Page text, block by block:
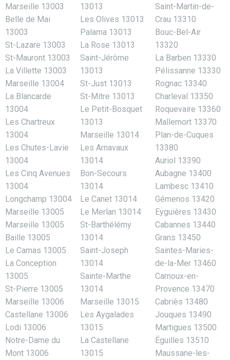
Marseille 13003
Belle de Mai
13003
St-Lazare 13003
St-Mauront 13003
La Villette 13003
Marseille 13004
La Blancarde
13004
Les Chartreux
13004
Les Chutes-Lavie
13004
Les Cinq Avenues
13004
Longchamp 13004
Marseille 13005
Marseille 13005
Baille 13005
Le Camas 13005
La Conception
13005
St-Pierre 13005
Marseille 13006
Castellane 13006
Lodi 13006
Notre-Dame du
Mont 13006
13013
Les Olives 13013
Palama 13013
La Rose 13013
Saint-Jérôme
13013
St-Just 13013
St-Mitre 13013
Le Petit-Bosquet
13013
Marseille 13014
Les Arnavaux
13014
Bon-Secours
13014
Le Canet 13014
Le Merlan 13014
St-Barthélémy
13014
Saint-Joseph
13014
Sainte-Marthe
13014
Marseille 13015
Les Aygalades
13015
La Castellane
13015
Saint-Martin-de-
Crau 13310
Bouc-Bel-Air
13320
La Barben 13330
Pélissanne 13330
Rognac 13340
Charleval 13350
Roquevaire 13360
Mallemort 13370
Plan-de-Cuques
13380
Auriol 13390
Aubagne 13400
Lambesc 13410
Gémenos 13420
Eyguières 13430
Cabannes 13440
Grans 13450
Saintes-Maries-
de-la-Mer 13460
Carnoux-en-
Provence 13470
Cabriès 13480
Jouques 13490
Martigues 13500
Éguilles 13510
Maussane-les-